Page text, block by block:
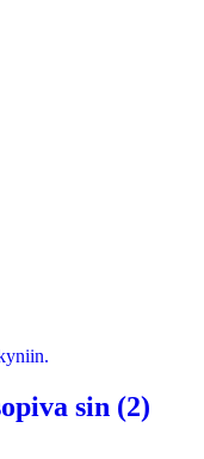
sin (2)